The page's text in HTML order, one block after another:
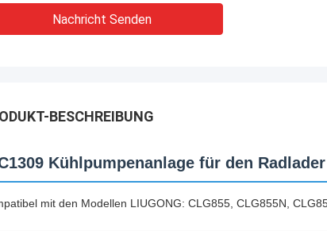
Nachricht Senden
BESCHREIBUNG
Kühlpumpenanlage für den
mit den Modellen LIUGONG: CLG855, CLG855N,